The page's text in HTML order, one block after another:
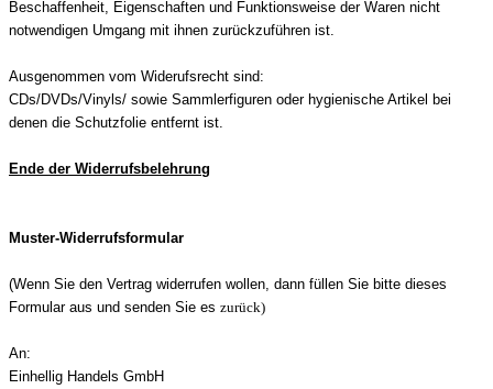
Beschaffenheit, Eigenschaften und Funktionsweise der Waren nicht
notwendigen Umgang mit ihnen zurückzuführen ist.
Ausgenommen vom Widerufsrecht sind:
CDs/DVDs/Vinyls/ sowie Sammlerfiguren oder hygienische Artikel bei
denen die Schutzfolie entfernt ist.
Ende der Widerrufsbelehrung
Muster-Widerrufsformular
(Wenn Sie den Vertrag widerrufen wollen, dann füllen Sie bitte dieses
Formular aus und senden Sie es zurück)
An:
Einhellig Handels GmbH